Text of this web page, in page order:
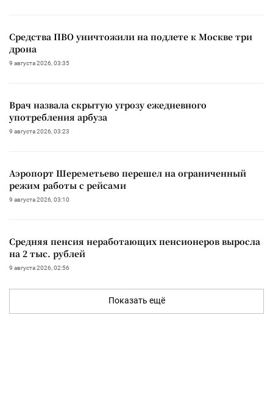
Средства ПВО уничтожили на подлете к Москве три
дрона
9 августа 2026, 03:35
Врач назвала скрытую угрозу ежедневного
употребления арбуза
9 августа 2026, 03:23
Аэропорт Шереметьево перешел на ограниченный
режим работы с рейсами
9 августа 2026, 03:10
Средняя пенсия неработающих пенсионеров выросла
на 2 тыс. рублей
9 августа 2026, 02:56
Показать ещё